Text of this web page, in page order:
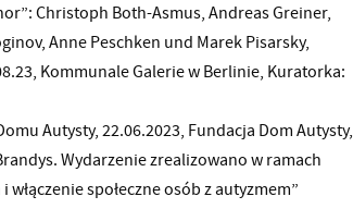
Christoph Both-Asmus, Andreas Greiner,
Anne Peschken und Marek Pisarsky,
Kommunale Galerie w Berlinie, Kuratorka:
Autysty, 22.06.2023, Fundacja Dom Autysty,
Wydarzenie zrealizowano w ramach
społeczne osób z autyzmem”